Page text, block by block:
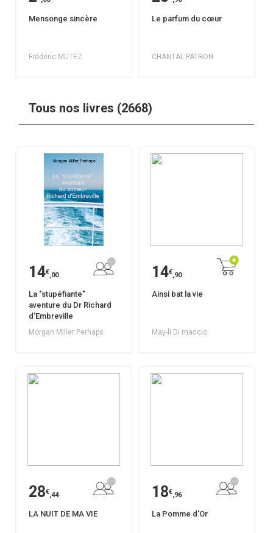
Mensonge sincère
Frédéric MUTEZ
Le parfum du cœur
CHANTAL PATRON
Tous nos livres (2668)
14€,00
La "stupéfiante"
aventure du Dr Richard
d'Embreville
Morgan Miller Perhaps
14€,90
Ainsi bat la vie
May-li DI maccio
28€,44
LA NUIT DE MA VIE
18€,96
La Pomme d'Or